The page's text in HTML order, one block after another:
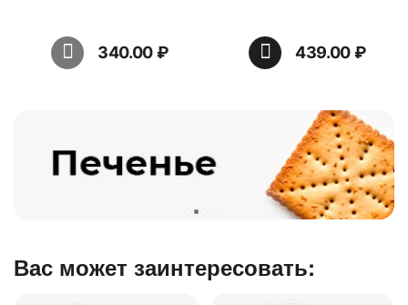
340.00 ₽ 439.00 ₽
Вас может заинтересовать: